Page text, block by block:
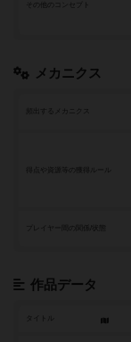
その他のコンセプト
メカニクス
頻出するメカニクス
プレイヤー間の関係/状態
作品データ
タイトル